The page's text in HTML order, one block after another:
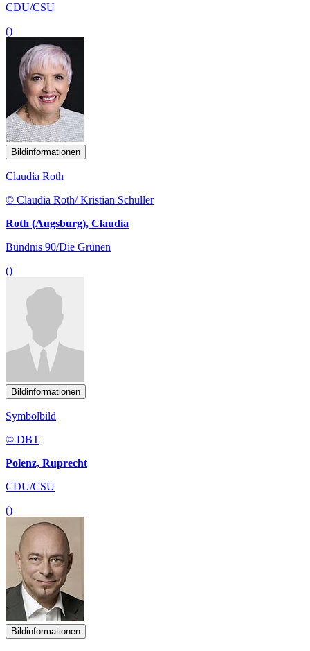
CDU/CSU
()
Bildinformationen
Claudia Roth
© Claudia Roth/ Kristian Schuller
Roth (Augsburg), Claudia
Bündnis 90/Die Grünen
()
Bildinformationen
Symbolbild
© DBT
Polenz, Ruprecht
CDU/CSU
()
Bildinformationen